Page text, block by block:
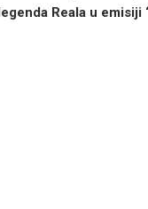
Reala u emisiji